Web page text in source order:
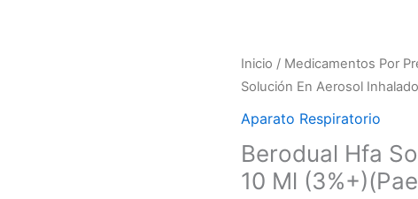
Inicio / Medicamentos Por
Solución En Aerosol
Aparato Respiratorio
Berodual Hfa
10 Ml
Berodual
Hfa
En
Aerosol
Inhalador